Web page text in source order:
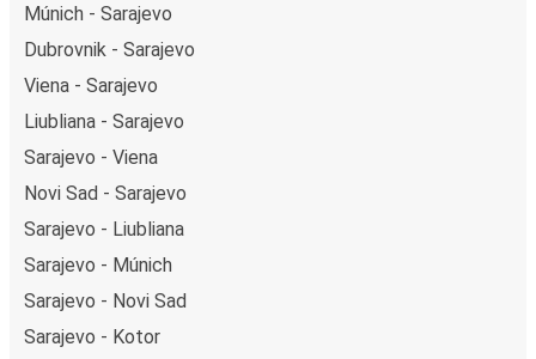
Múnich - Sarajevo
Dubrovnik - Sarajevo
Viena - Sarajevo
Liubliana - Sarajevo
Sarajevo - Viena
Novi Sad - Sarajevo
Sarajevo - Liubliana
Sarajevo - Múnich
Sarajevo - Novi Sad
Sarajevo - Kotor